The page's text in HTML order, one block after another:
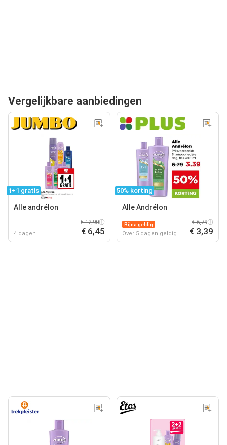
Vergelijkbare aanbiedingen
1+1 gratis
Alle andrélon
4 dagen
€ 12,90
€ 6,45
50% korting
Alle Andrélon
Bijna geldig
Over 5 dagen geldig
€ 6,79
€ 3,39